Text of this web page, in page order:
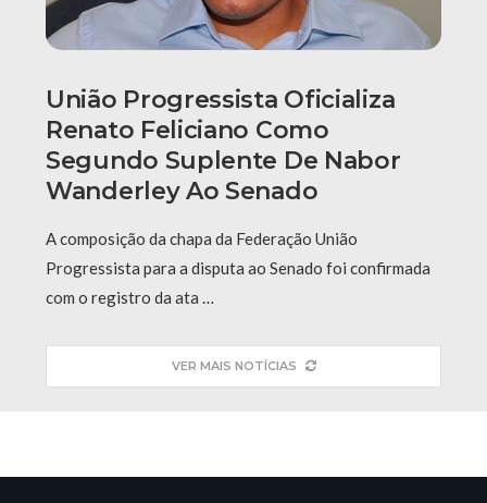
União Progressista Oficializa
Renato Feliciano Como
Segundo Suplente De Nabor
Wanderley Ao Senado
A composição da chapa da Federação União
Progressista para a disputa ao Senado foi confirmada
com o registro da ata …
VER MAIS NOTÍCIAS